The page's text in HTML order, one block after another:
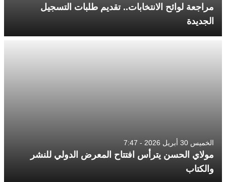
مراجعة لوائح الانتخابات.. تقديم طلبات التسجيل
الجديدة
الخميس 30 أبريل 2026 - 7:47
مولاي الحسن يترأس افتتاح المعرض الدولي للنشر
والكتاب